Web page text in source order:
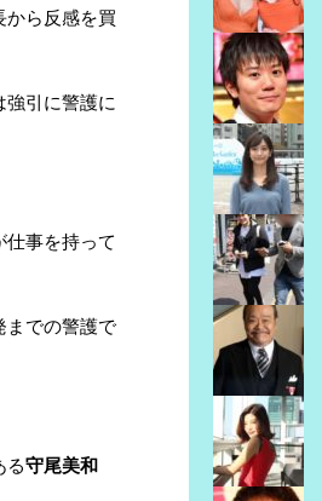
から反感を買
強引に警護に
仕事を持って
までの警護で
る守尾美和